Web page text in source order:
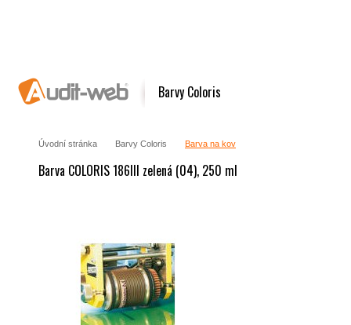
Barvy Coloris
Úvodní stránka Barvy Coloris Barva na kov
Barva COLORIS 186III zelená (04), 250 ml